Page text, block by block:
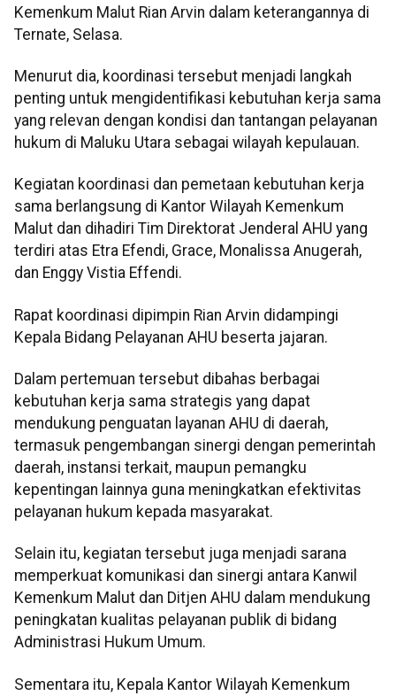
Kemenkum Malut Rian Arvin dalam keterangannya di
Ternate, Selasa.
Menurut dia, koordinasi tersebut menjadi langkah
penting untuk mengidentifikasi kebutuhan kerja sama
yang relevan dengan kondisi dan tantangan pelayanan
hukum di Maluku Utara sebagai wilayah kepulauan.
Kegiatan koordinasi dan pemetaan kebutuhan kerja
sama berlangsung di Kantor Wilayah Kemenkum
Malut dan dihadiri Tim Direktorat Jenderal AHU yang
terdiri atas Etra Efendi, Grace, Monalissa Anugerah,
dan Enggy Vistia Effendi.
Rapat koordinasi dipimpin Rian Arvin didampingi
Kepala Bidang Pelayanan AHU beserta jajaran.
Dalam pertemuan tersebut dibahas berbagai
kebutuhan kerja sama strategis yang dapat
mendukung penguatan layanan AHU di daerah,
termasuk pengembangan sinergi dengan pemerintah
daerah, instansi terkait, maupun pemangku
kepentingan lainnya guna meningkatkan efektivitas
pelayanan hukum kepada masyarakat.
Selain itu, kegiatan tersebut juga menjadi sarana
memperkuat komunikasi dan sinergi antara Kanwil
Kemenkum Malut dan Ditjen AHU dalam mendukung
peningkatan kualitas pelayanan publik di bidang
Administrasi Hukum Umum.
Sementara itu, Kepala Kantor Wilayah Kemenkum